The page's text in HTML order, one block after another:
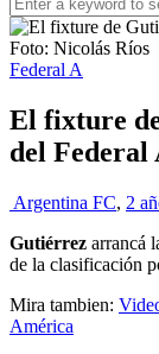
Foto: Nicolás Ríos
Federal A
El fixture
del Federal
Argentina FC, 2
Gutiérrez arrancá
de la clasificación
Mira tambien:
América